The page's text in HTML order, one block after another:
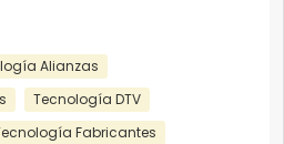
Alianzas
Tecnología DTV
Fabricantes